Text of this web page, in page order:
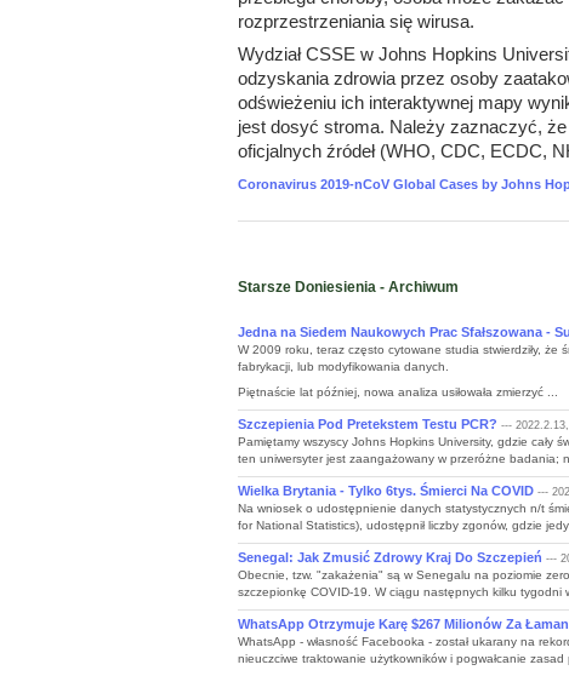
rozprzestrzeniania się wirusa.
Wydział CSSE w Johns Hopkins
odzyskania zdrowia przez osoby
odświeżeniu ich interaktywnej mapy
jest dosyć stroma. Należy zaznaczyć,
oficjalnych źródeł (WHO, CDC, ECDC,
Coronavirus 2019-nCoV Global Cases by Johns
Starsze Doniesienia - Archiwum
Jedna na Siedem Naukowych Prac Sfałszowana -
W 2009 roku, teraz często cytowane studia stwierdziły, że
fabrykacji, lub modyfikowania danych.
Piętnaście lat później, nowa analiza usiłowała zmierzyć ...
Szczepienia Pod Pretekstem Testu PCR? --- 2022.2.13,
Pamiętamy wszyscy Johns Hopkins University, gdzie cały
ten uniwersyter jest zaangażowany w przeróżne badania;
Wielka Brytania - Tylko 6tys. Śmierci Na COVID ---
Na wniosek o udostępnienie danych statystycznych n/t
for National Statistics), udostępnił liczby zgonów, gdzie
Senegal: Jak Zmusić Zdrowy Kraj Do Szczepień ---
Obecnie, tzw. "zakażenia" są w Senegalu na poziomie
szczepionkę COVID-19. W ciągu następnych kilku
WhatsApp Otrzymuje Karę $267 Milionów Za
WhatsApp - własność Facebooka - został ukarany na
nieuczciwe traktowanie użytkowników i pogwałcanie